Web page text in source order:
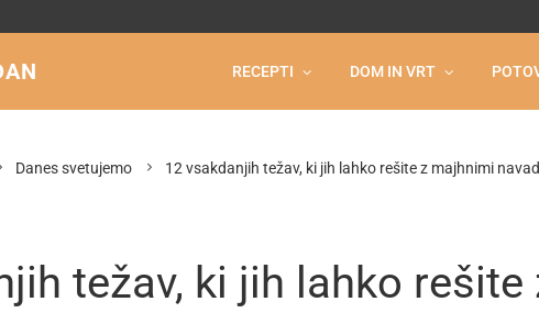
RECEPTI DOM IN VRT
Danes svetujemo 12 vsakdanjih težav, ki jih lahko rešite z majhnimi
težav, ki jih lahko rešite